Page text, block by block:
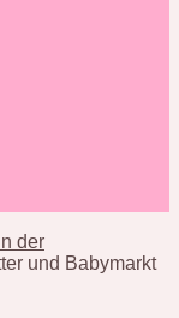
der
und Babymarkt